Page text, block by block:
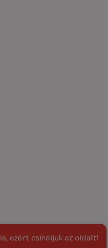
ezért csináljuk az oldalt!